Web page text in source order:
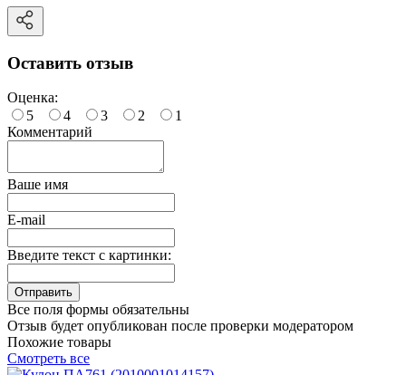
Оставить отзыв
Оценка:
5
4 3 2
1
Комментарий
Ваше имя
E-mail
Введите текст с картинки:
Все поля формы обязательны
Отзыв будет опубликован после проверки модератором
Похожие товары
Смотреть все